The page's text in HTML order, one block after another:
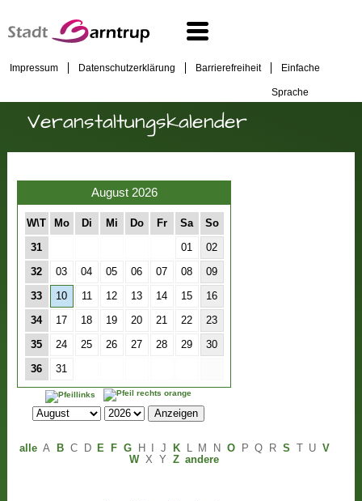
Impressum Datenschutzerklärung Barrierefreiheit Einfache
Sprache
Veranstaltungskalender
August 2026
W\T Mo Di Mi Do Fr Sa So
31 01 02
32 03 04 05 06 07 08 09
33 10 11 12 13 14 15 16
34 17 18 19 20 21 22 23
35 24 25 26 27 28 29 30
36 31
alle A B C D E F G H J K L M N O P Q R S U V
W X Y Z andere